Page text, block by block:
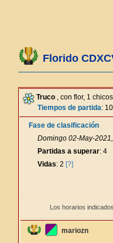
Florido
Truco , con flor, 1
Tiempos de partida:
Fase de clasificación
Domingo 02-May-
Partidas a superar: 4
Vidas: 2 [?]
Los horarios
mariozn